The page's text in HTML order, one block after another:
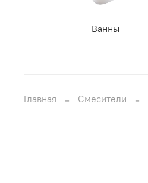
Ванны
Главная Смесители